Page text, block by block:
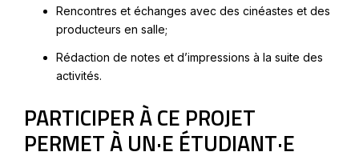
Rencontres et échanges avec des cinéastes et des
producteurs en salle;
Rédaction de notes et d’impressions à la suite des
activités.
PARTICIPER À CE PROJET
PERMET À UN·E ÉTUDIANT·E